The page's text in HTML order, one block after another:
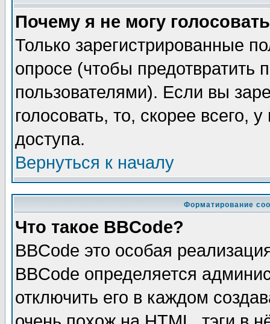
Почему я не могу
Только зарегистрированные
опросе (чтобы предотвратить
пользователями). Если вы
голосовать, то, скорее всего,
доступа.
Вернуться к началу
Форматирование
Что такое BBCode?
BBCode это особая
BBCode определяется
отключить его в каждом